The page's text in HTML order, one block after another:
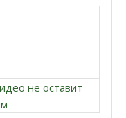
не оставит